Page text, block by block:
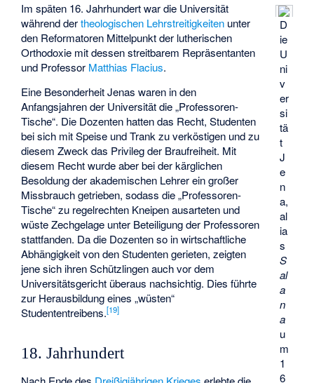
D
ie
U
ni
v
er
si
tä
t
J
e
n
a,
al
ia
s
S
al
a
n
a
u
m
1
6
Im späten 16. Jahrhundert war die Universität
während dertheologischen Lehrstreitigkeiten unter
den Reformatoren Mittelpunkt der lutherischen
Orthodoxie mit dessen streitbarem Repräsentanten
und Professor Matthias Flacius.
Eine Besonderheit Jenas waren in den
Anfangsjahren der Universität die „Professoren-
Tische“. Die Dozenten hatten das Recht, Studenten
bei sich mit Speise und Trank zu verköstigen und zu
diesem Zweck das Privileg der Braufreiheit. Mit
diesem Recht wurde aber bei der kärglichen
Besoldung der akademischen Lehrer ein großer
Missbrauch getrieben, sodass die „Professoren-
Tische“ zu regelrechten Kneipen ausarteten und
wüste Zechgelage unter Beteiligung der Professoren
stattfanden. Da die Dozenten so in wirtschaftliche
Abhängigkeit von den Studenten gerieten, zeigten
jene sich ihren Schützlingen auch vor dem
Universitätsgericht überaus nachsichtig. Dies führte
zur Herausbildung eines „wüsten“
Studententreibens.[19]
18. Jahrhundert